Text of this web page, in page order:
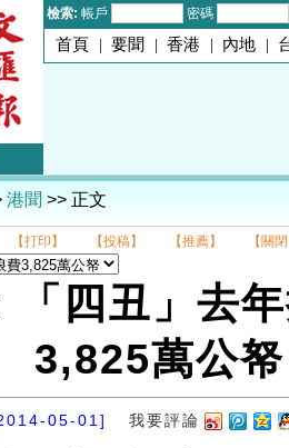
檢索: 帳戶 密碼
首頁 | 要聞 | 香港 | 內地 |
港聞 >> 正文
【打印】 【投稿】 【推薦】 【關
「四丑」去
3,825萬公帑
05-01] 我要評論